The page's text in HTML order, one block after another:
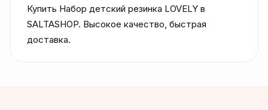
Купить Набор детский резинка LOVELY в
SALTASHOP. Высокое качество, быстрая
доставка.